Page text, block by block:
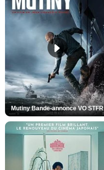
Mutiny Bande-annonce VO STFR